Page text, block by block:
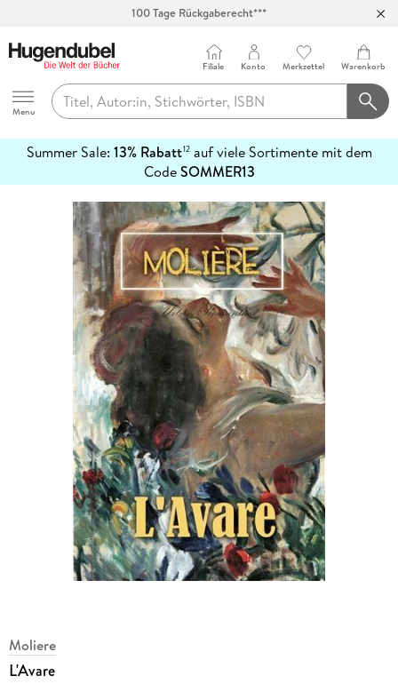
100 Tage Rückgaberecht***
Hugendubel
Menu
Filiale Konto Merkzettel Warenkorb
Summer Sale: 13% Rabatt12auf viele Sortimente mit dem
CodeSOMMER13
erfahren
Moliere
L'Avare